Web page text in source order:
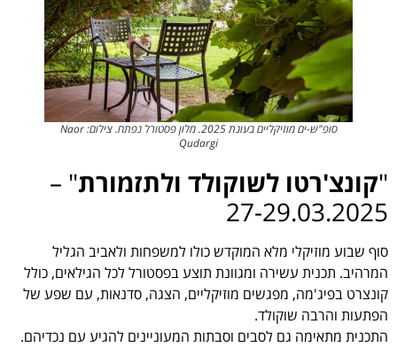
סופ"ש-ים מוזיקליים בעונת 2025. מלון פסטורל נפתח. צילום: Naor
Qudargi
"קונצ'רטו לשוקולד ולתזמורת" –
27-29.03.2025
סוף שבוע מוזיקלי מלא המוקדש כולו למשפחות ולאביב הגליל
המרהיב. תכנית עשירה ומגוונת תוצע בפסטורל לכל הגילאים, כולל
קונצרט בפיג'מה, מפגשים מוזיקליים, הצגה, סדנאות, עם שפע של
הפתעות והרבה שוקולד.
התכנית מתאימה גם לסבים וסבתות המעוניינים להגיע עם נכדיהם.